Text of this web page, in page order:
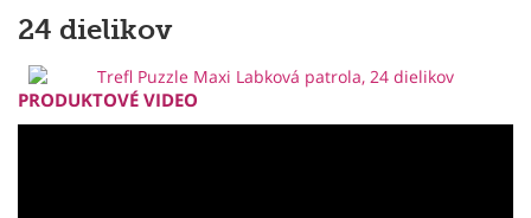
24 dielikov
PRODUKTOVÉ VIDEO